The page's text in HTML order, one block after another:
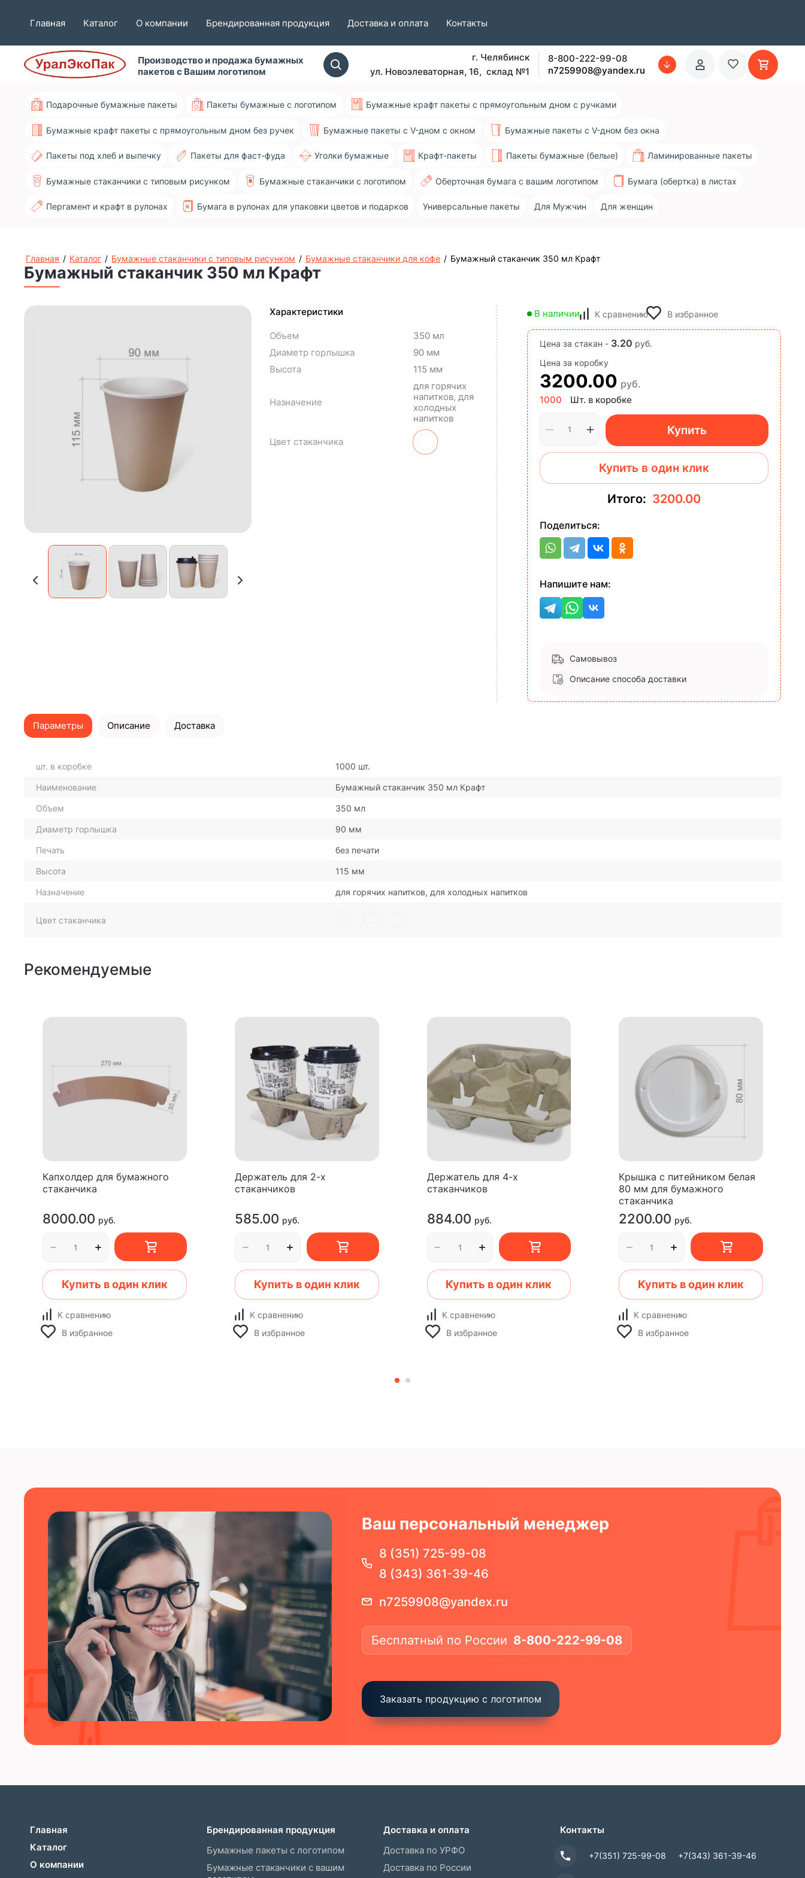
Главная Каталог О компании Брендированная продукция Доставка и оплата Контакты
Производство и продажа бумажных
пакетов с Вашим логотипом
г. Челябинск
ул. Новоэлеваторная, 16, склад №1
8-800-222-99-08
n7259908@yandex.ru
Подарочные бумажные пакеты Пакеты бумажные с логотипом Бумажные крафт пакеты с прямоугольным дном с ручками
Бумажные крафт пакеты с прямоугольным дном без ручек Бумажные пакеты c V-дном с окном Бумажные пакеты с V-дном без окна
Пакеты под хлеб и выпечку Пакеты для фаст-фуда Уголки бумажные Крафт-пакеты Пакеты бумажные (белые) Ламинированные пакеты
Бумажные стаканчики с типовым рисунком Бумажные стаканчики с логотипом Оберточная бумага с вашим логотипом Бумага (обертка) в листах
Пергамент и крафт в рулонах Бумага в рулонах для упаковки цветов и подарков Универсальные пакеты Для Мужчин Для женщин
Главная / Каталог / Бумажные стаканчики с типовым рисунком / Бумажные стаканчики для кофе / Бумажный стаканчик 350 мл Крафт
Бумажный стаканчик 350 мл Крафт
Характеристики
Объем
350 мл
Диаметр горлышка
90 мм
Высота
115 мм
Назначение
для горячих
напитков, для
холодных
напитков
Цвет стаканчика
В наличии К сравнению В избранное
Цена за стакан - 3.20 руб.
Цена за коробку
3200.00 руб.
1000 Шт. в коробке
Купить
Купить в один клик
Итого: 3200.00
Поделиться:
Напишите нам:
Самовывоз
Описание способа доставки
Параметры Описание Доставка
шт. в коробке 1000 шт.
Наименование Бумажный стаканчик 350 мл Крафт
Объем 350 мл
Диаметр горлышка 90 мм
Печать без печати
Высота 115 мм
Назначение для горячих напитков, для холодных напитков
Цвет стаканчика
Рекомендуемые
Капхолдер для бумажного
стаканчика
8000.00 руб.
Купить в один клик
К сравнению
В избранное
Держатель для 2-х
стаканчиков
585.00 руб.
Купить в один клик
К сравнению
В избранное
Держатель для 4-х
стаканчиков
884.00 руб.
Купить в один клик
К сравнению
В избранное
Крышка с питейником белая
80 мм для бумажного
стаканчика
2200.00 руб.
Купить в один клик
К сравнению
В избранное
Ваш персональный менеджер
8 (351) 725-99-08
8 (343) 361-39-46
n7259908@yandex.ru
Бесплатный по России 8-800-222-99-08
Заказать продукцию с логотипом
Главная
Каталог
О компании
Брендированная продукция
Бумажные пакеты с логотипом
Бумажные стаканчики с вашим
Доставка и оплата
Доставка по УРФО
Доставка по России
Контакты
+7(351) 725-99-08 +7(343) 361-39-46